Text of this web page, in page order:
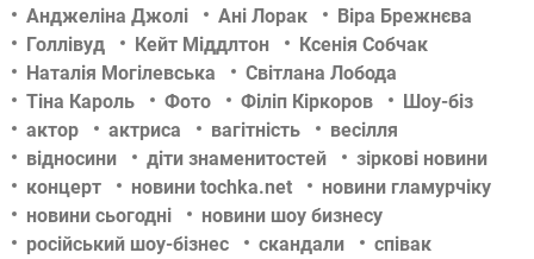
Анджеліна Джолі
Ані Лорак
Віра Брежнєва
Голлівуд
Кейт Міддлтон
Ксенія Собчак
Наталія Могілевська
Світлана Лобода
Тіна Кароль
Фото Філіп Кіркоров
Шоу-біз
актор
актриса вагітність
весілля
відносини
діти знаменитостей
зіркові новини
концерт
новини tochka.net
новини гламурчіку
новини сьогодні
новини шоу бизнесу
російський шоу-бізнес
скандали
співак